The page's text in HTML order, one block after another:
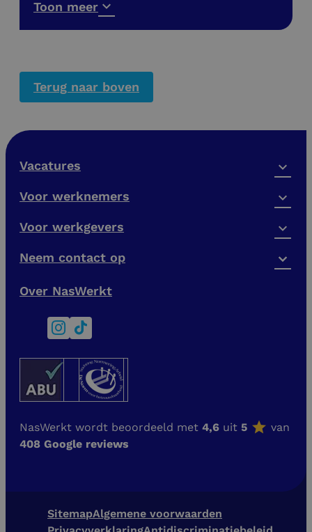
vacatures zonder diploma!
Toon meer
Terug naar boven
Vacatures
Voor werknemers
Voor werkgevers
Neem contact op
Over NasWerkt
NasWerkt wordt beoordeeld met 4,6 uit 5
van
408 Google reviews
SitemapAlgemene voorwaarden